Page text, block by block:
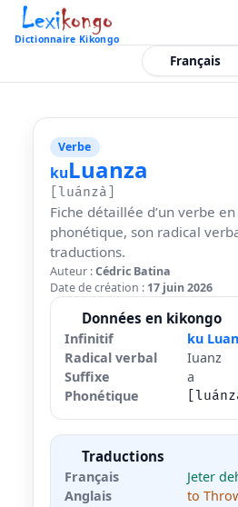
Dictionnaire Kikongo
Verbe
kuLuanza
[luánzà]
Fiche détaillée d’un verbe
phonétique, son radical
traductions.
Auteur :Cédric Batina
Date de création : 17 juin 2026
Données en kikongo
Infinitif
ku
Radical verbal
Iuanz
Suffixe
a
Phonétique
Traductions
Français
Jeter
Anglais
to